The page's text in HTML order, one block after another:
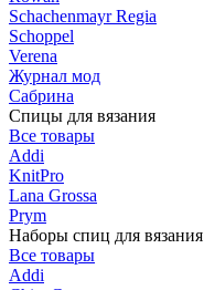
Schachenmayr Regia
Schoppel
Verena
Журнал мод
Сабрина
Спицы для вязания
Все товары
Addi
KnitPro
Lana Grossa
Prym
Наборы спиц для вязания
Все товары
Addi